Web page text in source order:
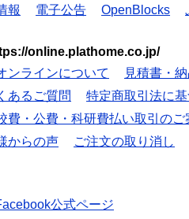
報 電子公告 OpenBlocks
online.plathome.co.jp/
ンラインについて
見積書・
あるご質問
特定商取引法に
費・公費・科研費払い取引のご
からの声 ご注文の取り消し
公式ページ